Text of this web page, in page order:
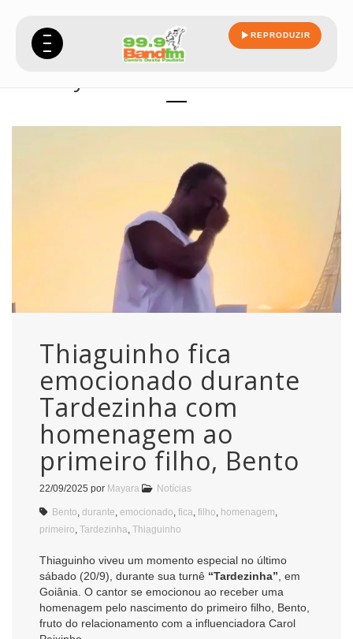
REPRODUZIR
Thiaguinho fica
emocionado durante
Tardezinha com
homenagem ao
primeiro filho, Bento
22/09/2025 por Mayara Notícias
Bento durante emocionado fica filho homenagem
primeiro Tardezinha Thiaguinho
Thiaguinho viveu um momento especial no último
sábado (20/9), durante sua turnê “Tardezinha” , em
Goiânia. O cantor se emocionou ao receber uma
homenagem pelo nascimento do primeiro filho, Bento,
fruto do relacionamento com a influenciadora Carol